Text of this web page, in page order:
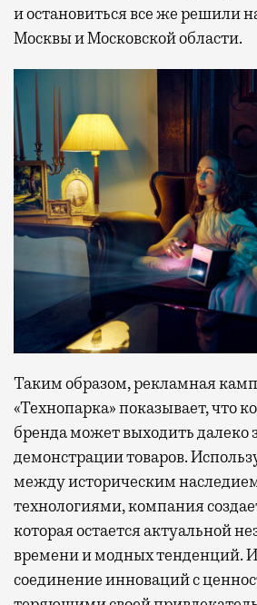
и остановиться все же решили
Москвы и Московской области.
Таким образом, рекламная
«Технопарка» показывает, что
бренда может выходить далеко
демонстрации товаров.
между историческим
технологиями, компания
которая остается актуальной
времени и модных тенденций.
соединение инноваций с